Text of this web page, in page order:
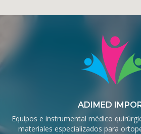
ADIMED
Equipos e instrumental médico
materiales especializados para